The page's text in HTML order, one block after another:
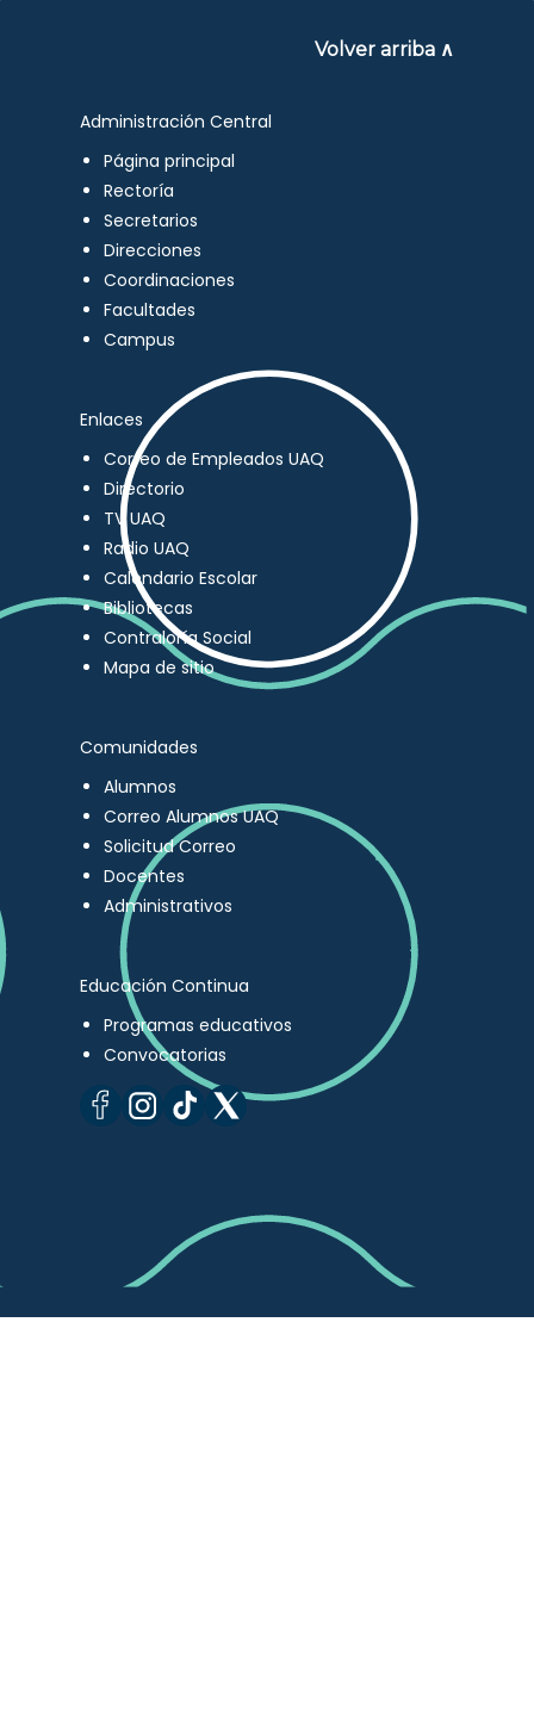
Volver arriba ∧
Administración Central
Página principal
Rectoría
Secretarios
Direcciones
Coordinaciones
Facultades
Campus
Enlaces
Correo de Empleados UAQ
Directorio
TV UAQ
Radio UAQ
Calendario Escolar
Bibliotecas
Contraloría Social
Mapa de sitio
Comunidades
Alumnos
Correo Alumnos UAQ
Solicitud Correo
Docentes
Administrativos
Educación Continua
Programas educativos
Convocatorias